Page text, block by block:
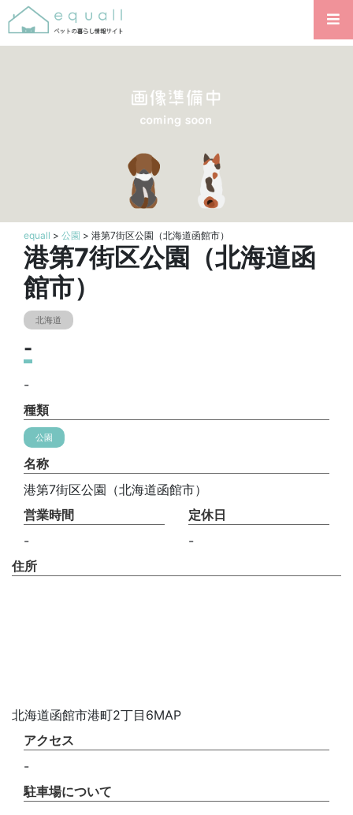
equall > 公園 > 港第7街区公園（北海道函館市）
港第7街区公園（北海道函
館市）
北海道
-
-
種類
公園
名称
港第7街区公園（北海道函館市）
営業時間
-
定休日
-
住所
北海道函館市港町2丁目6MAP
アクセス
-
駐車場について